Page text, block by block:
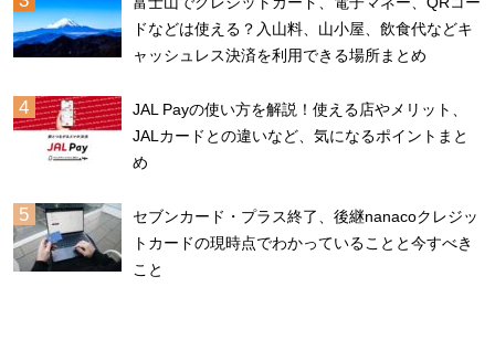
ドなどは使える？入山料、山小屋、飲食代などキ
ャッシュレス決済を利用できる場所まとめ
JAL Payの使い方を解説！使える店やメリット、
JALカードとの違いなど、気になるポイントまと
め
セブンカード・プラス終了、後継nanacoクレジッ
トカードの現時点でわかっていることと今すべき
こと